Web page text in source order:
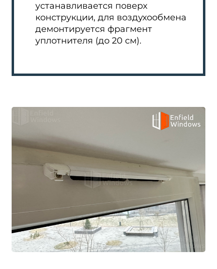
устанавливается поверх
конструкции, для воздухообмена
демонтируется фрагмент
уплотнителя (до 20 см).